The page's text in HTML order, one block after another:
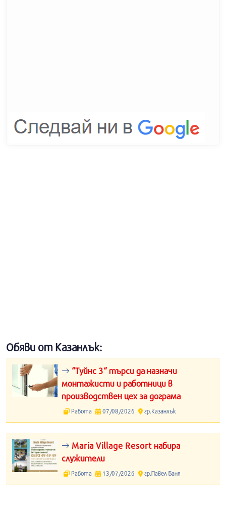
Обяви от Казанлък:
“Туйнс 3“ търси да назначи
монтажисти и работници в
производствен цех за дограма
Работа 07/08/2026 гр.Казанлък
Maria Village Resort набира
служители
Работа 13/07/2026 гр.Павел Баня